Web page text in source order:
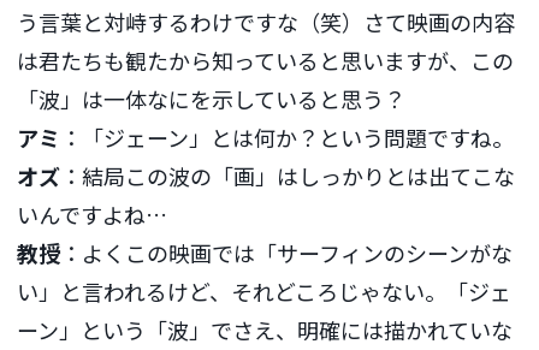
う言葉と対峙するわけですな（笑）さて映画の内容
は君たちも観たから知っていると思いますが、この
「波」は一体なにを示していると思う？
アミ ：「ジェーン」とは何か？という問題ですね。
オズ ：結局この波の「画」はしっかりとは出てこな
いんですよね…
教授 ：よくこの映画では「サーフィンのシーンがな
い」と言われるけど、それどころじゃない。「ジェ
ーン」という「波」でさえ、明確には描かれていな